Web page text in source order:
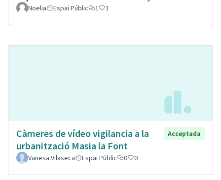
Noelia Espai Públic 1 1
Càmeres de vídeo vigilancia a la
urbanització Masia la Font
Acceptada
Vanesa Vilaseca Espai Públic 0 0